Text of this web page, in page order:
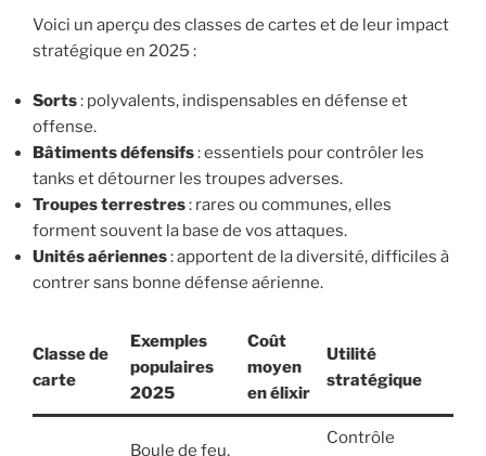
Voici un aperçu des classes de cartes et de leur impact
stratégique en 2025 :
Sorts: polyvalents, indispensables en défense et
offense.
Bâtiments défensifs: essentiels pour contrôler les
tanks et détourner les troupes adverses.
Troupes terrestres: rares ou communes, elles
forment souvent la base de vos attaques.
Unités aériennes: apportent de la diversité, difficiles à
contrer sans bonne défense aérienne.
Classe de
carte
Exemples
populaires
2025
Coût
moyen
en élixir
Utilité
stratégique
Boule de feu,
Contrôle